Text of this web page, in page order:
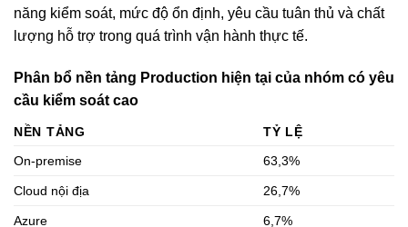
năng kiểm soát, mức độ ổn định, yêu cầu tuân thủ và chất
lượng hỗ trợ trong quá trình vận hành thực tế.
Phân bổ nền tảng Production hiện tại của nhóm có yêu
cầu kiểm soát cao
NỀN TẢNG
TỶ LỆ
On-premise
63,3%
Cloud nội địa 26,7%
Azure 6,7%